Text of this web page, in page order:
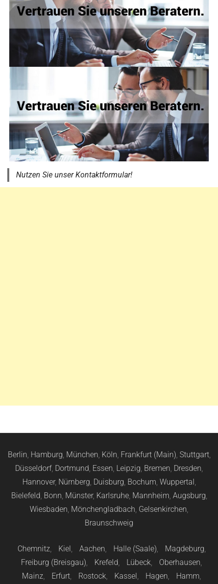
Nutzen Sie unser Kontaktformular!
Berlin, Hamburg, München, Köln, Frankfurt (Main), Stuttgart,
Düsseldorf, Dortmund, Essen, Leipzig, Bremen, Dresden,
Hannover, Nürnberg, Duisburg, Bochum, Wuppertal,
Bielefeld, Bonn, Münster, Karlsruhe, Mannheim, Augsburg,
Wiesbaden, Mönchengladbach, Gelsenkirchen,
Braunschweig
Chemnitz, Kiel, Aachen, Halle (Saale), Magdeburg,
Freiburg (Breisgau), Krefeld, Lübeck, Oberhausen,
Mainz, Erfurt, Rostock, Kassel, Hagen, Hamm,